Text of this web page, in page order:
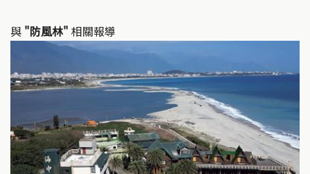
與 "防風林" 相關報導